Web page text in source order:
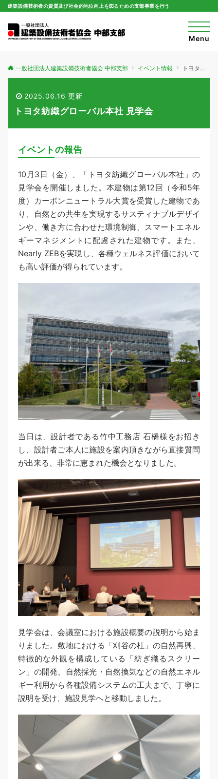
建築設備技術者の資質及び社会的地位向上を図るための支部事業を行う
t
o
g
n
o
Menu
一般社団法人建築設備技術者協会 中部支部 イベント情報 トヨタ紡織グローバル本社 見学会
2025.06.16 更新
トヨタ紡織グローバル本社 見学会
イベントの報告
10月3日（金）、「トヨタ紡織グローバル本社」の
見学会を開催しました。本建物は第12回（令和5年
度）カーボンニュートラル大賞を受賞した建物であ
り、自然との共生を実現するサスティナブルデザイ
ンや、働き方に合わせた環境制御、スマートエネル
ギーマネジメントに配慮された建物です。また、
Nearly ZEBを実現し、各種ウェルネス評価において
も高い評価が得られています。
当日は、設計者である竹中工務店 石橋様をお招き
し、設計者ご本人に施設を案内頂きながら直接質問
が出来る、非常に恵まれた機会となりました。
見学会は、会議室における施設概要の説明から始ま
りました。敷地における「刈谷の杜」の自然再興、
特徴的な外観を構成している「紡ぎ織るスクリー
ン」の開発、自然採光・自然換気などの自然エネル
ギー利用から各種設備システムの工夫まで、丁寧に
説明を受け、施設見学へと移動しました。